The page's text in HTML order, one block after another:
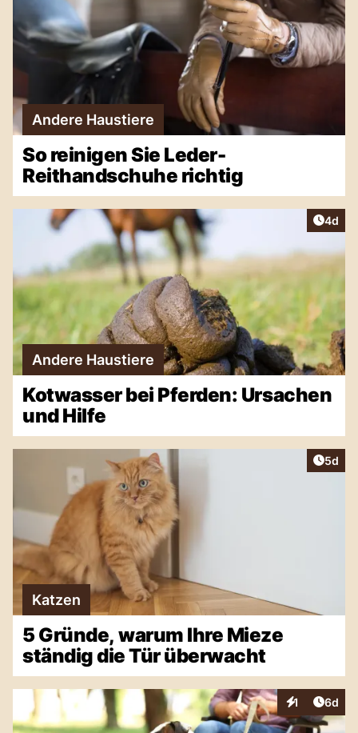
Andere Haustiere
So reinigen Sie Leder-
Reithandschuhe richtig
4d
Andere Haustiere
Kotwasser bei Pferden: Ursachen
und Hilfe
5d
Katzen
5 Gründe, warum Ihre Mieze
ständig die Tür überwacht
1
Interaktionen
6d